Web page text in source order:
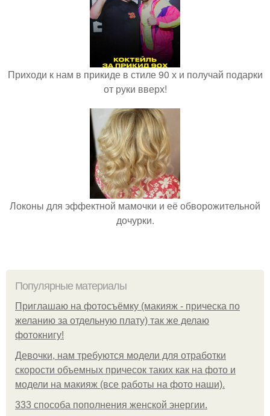
Приходи к нам в прикиде в стиле 90 х и получай подарки
от руки вверх!
Локоны для эффектной мамочки и её обворожительной
дочурки.
Популярные материалы
Приглашаю на фотосъёмку (макияж - прическа по
желанию за отдельную плату) так же делаю
фотокнигу!
Девочки, нам требуются модели для отработки
скорости объемных причесок таких как на фото и
модели на макияж (все работы на фото наши).
333 способа пополнения женской энергии.